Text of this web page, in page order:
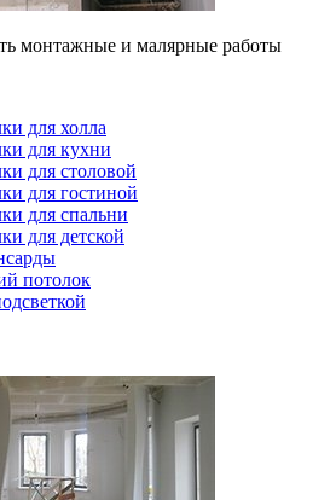
монтажные и малярные работы
для холла
для кухни
для столовой
для гостиной
для спальни
для детской
потолок